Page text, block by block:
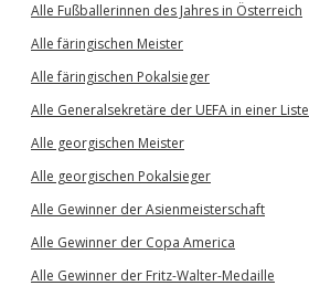
Alle Fußballerinnen des Jahres in Österreich
Alle färingischen Meister
Alle färingischen Pokalsieger
Alle Generalsekretäre der UEFA in einer Liste
Alle georgischen Meister
Alle georgischen Pokalsieger
Alle Gewinner der Asienmeisterschaft
Alle Gewinner der Copa America
Alle Gewinner der Fritz-Walter-Medaille